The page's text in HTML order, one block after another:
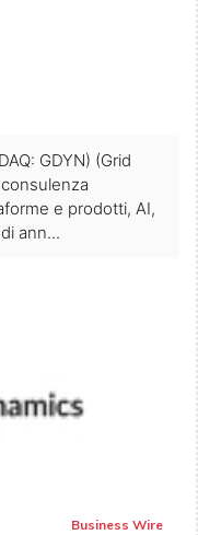
GDYN) (Grid
e prodotti, AI,
ann...
Business Wire